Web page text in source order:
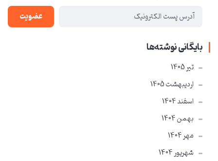
عضویت
بایگانی نوشته‌ها
تير 1405
ارديبهشت 1405
اسفند 1404
بهمن 1404
مهر 1404
شهریور 1404